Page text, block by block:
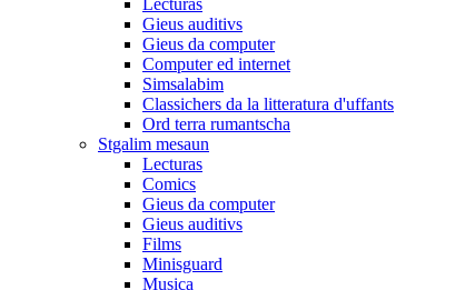
Lecturas
Gieus auditivs
Gieus da computer
Computer ed internet
Simsalabim
Classichers da la litteratura d'uffants
Ord terra rumantscha
Stgalim mesaun
Lecturas
Comics
Gieus da computer
Gieus auditivs
Films
Minisguard
Musica